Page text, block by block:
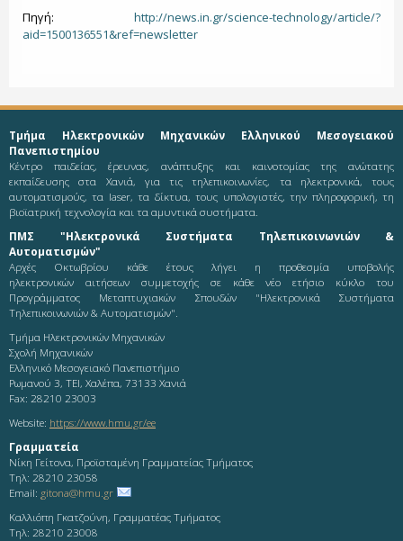
Πηγή: http://news.in.gr/science-technology/article/?
aid=1500136551&ref=newsletter
Τμήμα Ηλεκτρονικών Μηχανικών Ελληνικού Μεσογειακού
Πανεπιστημίου
Κέντρο παιδείας, έρευνας, ανάπτυξης και καινοτομίας της ανώτατης
εκπαίδευσης στα Χανιά, για τις τηλεπικοινωνίες, τα ηλεκτρονικά, τους
αυτοματισμούς, τα laser, τα δίκτυα, τους υπολογιστές, την πληροφορική, τη
βιοϊατρική τεχνολογία και τα αμυντικά συστήματα.
ΠΜΣ "Ηλεκτρονικά Συστήματα Τηλεπικοινωνιών &
Αυτοματισμών"
Αρχές Οκτωβρίου κάθε έτους λήγει η προθεσμία υποβολής
ηλεκτρονικών αιτήσεων συμμετοχής σε κάθε νέο ετήσιο κύκλο του
Προγράμματος Μεταπτυχιακών Σπουδών "Ηλεκτρονικά Συστήματα
Τηλεπικοινωνιών & Αυτοματισμών".
Τμήμα Ηλεκτρονικών Μηχανικών
Σχολή Μηχανικών
Ελληνικό Μεσογειακό Πανεπιστήμιο
Ρωμανού 3, ΤΕΙ, Χαλέπα, 73133 Χανιά
Fax: 28210 23003
Website: https://www.hmu.gr/ee
Γραμματεία
Νίκη Γείτονα, Προϊσταμένη Γραμματείας Τμήματος
Τηλ: 28210 23058
Email: gitona@hmu.gr
Καλλιόπη Γκατζούνη, Γραμματέας Τμήματος
Τηλ: 28210 23008